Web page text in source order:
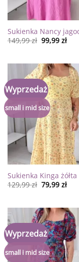
Sukienka Nancy
149,99zł 99,99 zł
Wyprzedaż
small i mid size
Sukienka Kinga żółta
129,99zł 79,99 zł
Wyprzedaż
small i mid size